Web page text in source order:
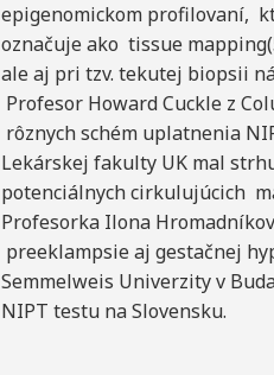
epigenomickom profilovaní,
označuje ako tissue
ale aj pri tzv. tekutej biopsii
Profesor Howard Cuckle z
rôznych schém uplatnenia
Lekárskej fakulty UK mal
potenciálnych cirkulujúcich
Profesorka Ilona
preeklampsie aj gestačnej
Semmelweis Univerzity v
NIPT testu na Slovensku.